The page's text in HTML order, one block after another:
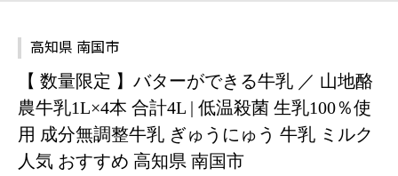
高知県 南国市
【 数量限定 】バターができる牛乳 ／ 山地酪
農牛乳1L×4本 合計4L | 低温殺菌 生乳100％使
用 成分無調整牛乳 ぎゅうにゅう 牛乳 ミルク
人気 おすすめ 高知県 南国市